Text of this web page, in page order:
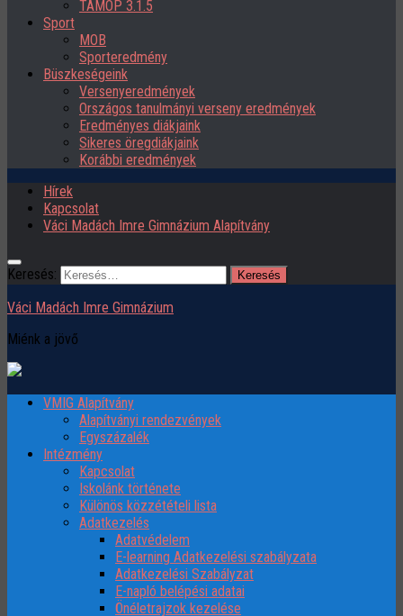
TÁMOP 3.1.5
Sport
MOB
Sporteredmény
Büszkeségeink
Versenyeredmények
Országos tanulmányi verseny eredmények
Eredményes diákjaink
Sikeres öregdiákjaink
Korábbi eredmények
Hírek
Kapcsolat
Váci Madách Imre Gimnázium Alapítvány
Keresés:
Váci Madách Imre Gimnázium
Miénk a jövő
VMIG Alapítvány
Alapítványi rendezvények
Egyszázalék
Intézmény
Kapcsolat
Iskolánk története
Különös közzétételi lista
Adatkezelés
Adatvédelem
E-learning Adatkezelési szabályzata
Adatkezelési Szabályzat
E-napló belépési adatai
Önéletrajzok kezelése